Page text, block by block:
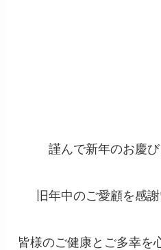
謹んで新年のお慶び
旧年中のご愛顧を感
皆様のご健康とご多幸を